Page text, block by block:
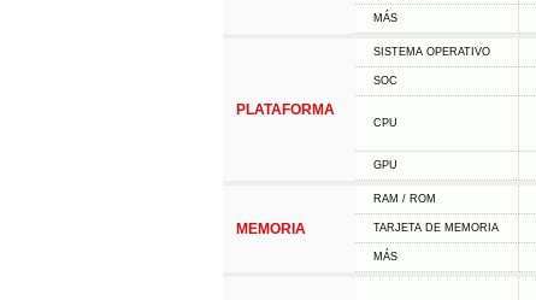
MÁS
PLATAFORMA
SISTEMA OPERATIVO
SOC
CPU
GPU
MEMORIA
RAM / ROM
TARJETA DE MEMORIA
MÁS